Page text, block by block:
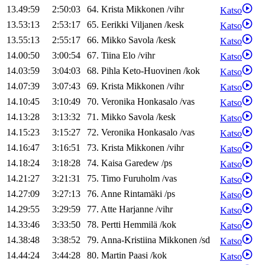
13.49:59
2:50:03 64. Krista Mikkonen /vihr
Katso
13.53:13
2:53:17 65. Eerikki Viljanen /kesk
Katso
13.55:13
2:55:17 66. Mikko Savola /kesk
Katso
14.00:50
3:00:54 67. Tiina Elo /vihr
Katso
14.03:59
3:04:03 68. Pihla Keto-Huovinen /kok
Katso
14.07:39
3:07:43 69. Krista Mikkonen /vihr
Katso
14.10:45
3:10:49 70. Veronika Honkasalo /vas
Katso
14.13:28
3:13:32 71. Mikko Savola /kesk
Katso
14.15:23
3:15:27 72. Veronika Honkasalo /vas
Katso
14.16:47
3:16:51 73. Krista Mikkonen /vihr
Katso
14.18:24
3:18:28 74. Kaisa Garedew /ps
Katso
14.21:27
3:21:31 75. Timo Furuholm /vas
Katso
14.27:09
3:27:13 76. Anne Rintamäki /ps
Katso
14.29:55
3:29:59 77. Atte Harjanne /vihr
Katso
14.33:46
3:33:50 78. Pertti Hemmilä /kok
Katso
14.38:48
3:38:52 79. Anna-Kristiina Mikkonen /sd
Katso
14.44:24
3:44:28 80. Martin Paasi /kok
Katso